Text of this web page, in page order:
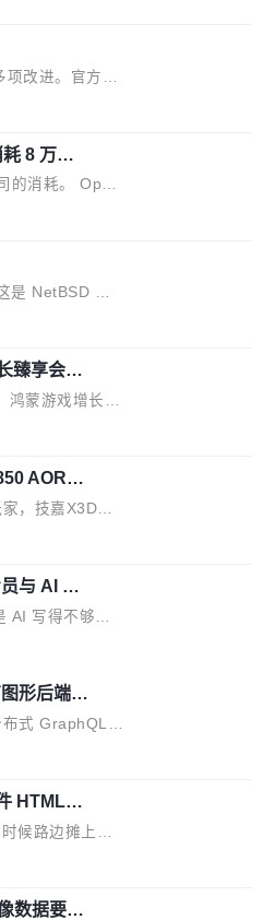
图...没什么可纠结
hwctl 是 rust-
后，The Inform
负责递归自我
Machines 过
公司，连创始
不是唯
六月，Google
改进。官方更
内容如下： 扩
复用 Playdate
filt
据支持和直
件加速器 AP
8 万亿 t
的消耗。 Open
Flash did 8T
览，连带着 #
了微博热搜——
。 OpenCode
DeepSeek Flas
么使劲用也用
自 Go...
是 NetBSD 操
NetBSD 10.1
个支持 64 位 R
列基于 StarFi
2、PINE
容性。 compat
用的支持，包
POSIX 消息队
臻享会举
业解决方
鸿蒙游戏增长臻
景智慧营销平
在游戏领域的
户的全周期经
环、再到联运与
务商业化销售负
者的核心诉求
一套能够持续
册开发者数量
聚越来越多的
AORU
验，技嘉X3D系
AORUS ELITE
延续技嘉在X3
游戏玩家带来
AORUS ELI
，并针对X3D
载X3D鸡血模
处理器潜力，
AO...
与 AI 审
AI 写得不够
排期从两天的
支的代码，我
。GitLab 调研
瓶颈从写代码
肉扛。 V5.0
形后端的
式 GraphQL
一个原生的 Gra
减少集群中的
现已发
：Zero 现
，并据此对其
HTML，
候路边摊上几
个竹筒，一头
了，有开发者
数据要素